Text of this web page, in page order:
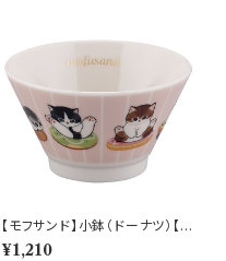
【モフサンド】小鉢（ドーナツ）【M
FS10】MFS12-352
¥1,210